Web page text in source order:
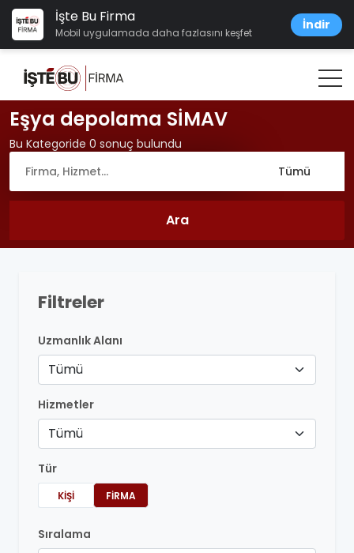
İşte Bu Firma
Mobil uygulamada daha fazlasını keşfet
İndir
Eşya depolama SİMAV
Bu Kategoride 0 sonuç bulundu
Filtreler
Uzmanlık Alanı
Tümü
Hizmetler
Tümü
Tür
KIŞI FIRMA
Sıralama